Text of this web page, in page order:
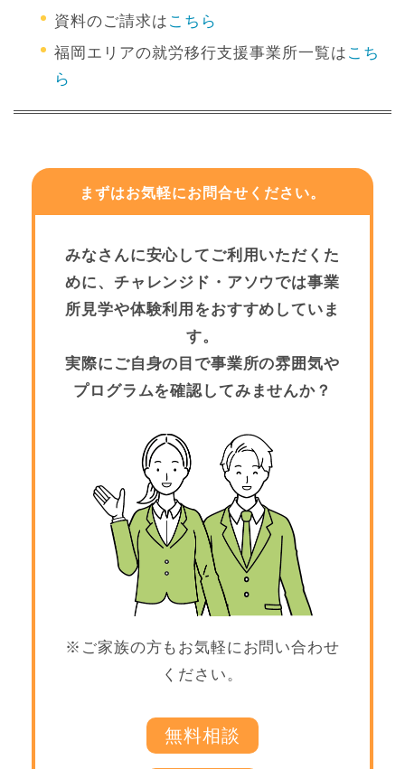
資料のご請求は こちら
福岡エリアの就労移行支援事業所一覧は こち
ら
まずはお気軽にお問合せください。
みなさんに安心してご利用いただくた
めに、チャレンジド・アソウでは事業
所見学や体験利用をおすすめしていま
す。
実際にご自身の目で事業所の雰囲気や
プログラムを確認してみませんか？
※ご家族の方もお気軽にお問い合わせ
ください。
無料相談